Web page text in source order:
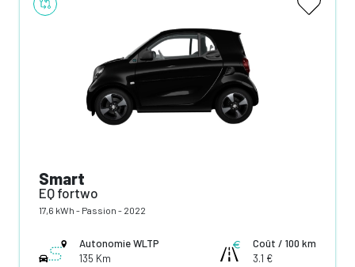
Smart
EQ fortwo
17,6 kWh - Passion - 2022
Autonomie WLTP
135 Km
Coût / 100 km
3.1 €